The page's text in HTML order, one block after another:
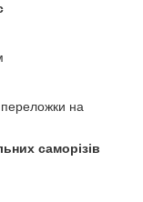
на
саморізів